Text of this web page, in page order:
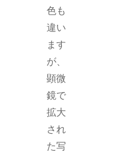
色も
違い
ます
が、
顕微
鏡で
拡大
され
た写